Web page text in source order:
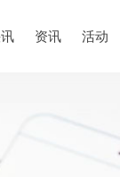
资讯 活动